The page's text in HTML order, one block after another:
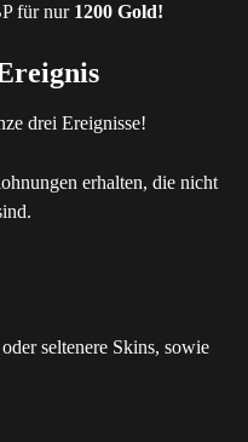
für nur 1200 Gold!
drei Ereignisse!
erhalten, die nicht
seltenere Skins, sowie